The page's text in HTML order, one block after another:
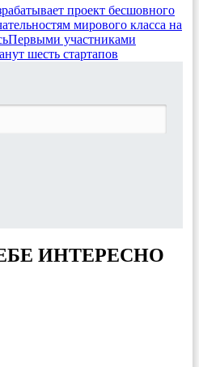
проект бесшовного
мирового класса на
Первыми участниками
шесть стартапов
ИНТЕРЕСНО